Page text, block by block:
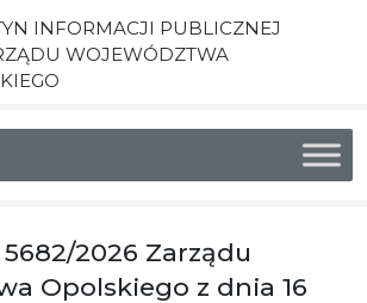
INFORMACJI PUBLICZNEJ
WOJEWÓDZTWA
5682/2026 Zarządu
Opolskiego z dnia 16